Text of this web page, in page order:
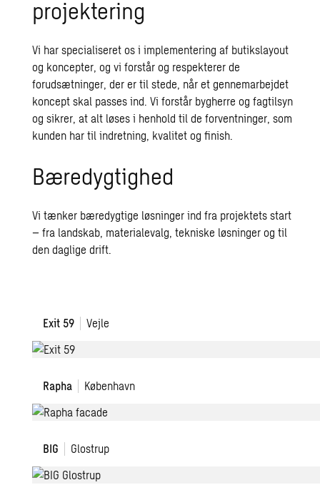
projektering
Vi har specialiseret os i implementering af butikslayout
og koncepter, og vi forstår og respekterer de
forudsætninger, der er til stede, når et gennemarbejdet
koncept skal passes ind. Vi forstår bygherre og fagtilsyn
og sikrer, at alt løses i henhold til de forventninger, som
kunden har til indretning, kvalitet og finish.
Bæredygtighed
Vi tænker bæredygtige løsninger ind fra projektets start
– fra landskab, materialevalg, tekniske løsninger og til
den daglige drift.
Exit 59 Vejle
Exit
Rapha København
Rapha
BIG Glostrup
BIG